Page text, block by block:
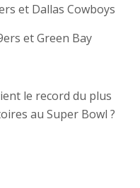
et Dallas Cowboys
et Green Bay
le record du plus
au Super Bowl ?